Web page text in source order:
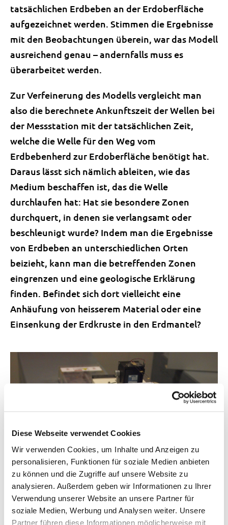
Diese Webseite verwendet Cookies
Wir verwenden Cookies, um Inhalte und Anzeigen zu
personalisieren, Funktionen für soziale Medien anbieten
zu können und die Zugriffe auf unsere Website zu
analysieren. Außerdem geben wir Informationen zu Ihrer
Verwendung unserer Website an unsere Partner für
soziale Medien, Werbung und Analysen weiter. Unsere
Partner führen diese Informationen möglicherweise mit
tatsächlichen Erdbeben an der Erdoberfläche
aufgezeichnet werden. Stimmen die Ergebnisse
mit den Beobachtungen überein, war das Modell
ausreichend genau – andernfalls muss es
überarbeitet werden.
Zur Verfeinerung des Modells vergleicht man
also die berechnete Ankunftszeit der Wellen bei
der Messstation mit der tatsächlichen Zeit,
welche die Welle für den Weg vom
Erdbebenherd zur Erdoberfläche benötigt hat.
Daraus lässt sich nämlich ableiten, wie das
Medium beschaffen ist, das die Welle
durchlaufen hat: Hat sie besondere Zonen
durchquert, in denen sie verlangsamt oder
beschleunigt wurde? Indem man die Ergebnisse
von Erdbeben an unterschiedlichen Orten
beizieht, kann man die betreffenden Zonen
eingrenzen und eine geologische Erklärung
finden. Befindet sich dort vielleicht eine
Anhäufung von heisserem Material oder eine
Einsenkung der Erdkruste in den Erdmantel?
Früher wurden die von Seismografen registrierten